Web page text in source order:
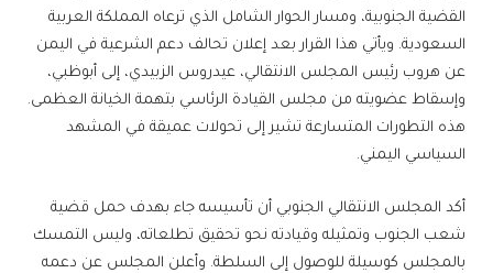
القضية الجنوبية، ومسار الحوار الشامل الذي ترعاه المملكة العربية
السعودية. ويأتي هذا القرار بعد إعلان تحالف دعم الشرعية في اليمن
عن هروب رئيس المجلس الانتقالي، عيدروس الزبيدي، إلى أبوظبي،
وإسقاط عضويته من مجلس القيادة الرئاسي بتهمة الخيانة العظمى.
هذه التطورات المتسارعة تشير إلى تحولات عميقة في المشهد
السياسي اليمني.
أكد المجلس الانتقالي الجنوبي أن تأسيسه جاء بهدف حمل قضية
شعب الجنوب وتمثيله وقيادته نحو تحقيق تطلعاته، وليس التمسك
بالمجلس كوسيلة للوصول إلى السلطة. وأعلن المجلس عن دعمه